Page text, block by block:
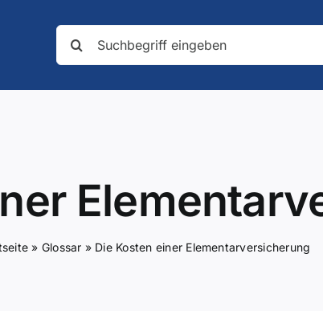
nach:
» Glossar » Die Kosten einer Elementarversicherung